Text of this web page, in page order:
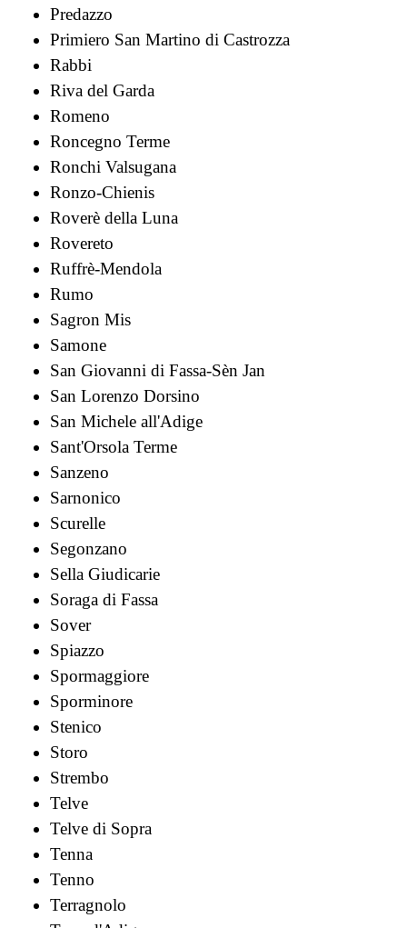
Predazzo
Primiero San Martino di Castrozza
Rabbi
Riva del Garda
Romeno
Roncegno Terme
Ronchi Valsugana
Ronzo-Chienis
Roverè della Luna
Rovereto
Ruffrè-Mendola
Rumo
Sagron Mis
Samone
San Giovanni di Fassa-Sèn Jan
San Lorenzo Dorsino
San Michele all'Adige
Sant'Orsola Terme
Sanzeno
Sarnonico
Scurelle
Segonzano
Sella Giudicarie
Soraga di Fassa
Sover
Spiazzo
Spormaggiore
Sporminore
Stenico
Storo
Strembo
Telve
Telve di Sopra
Tenna
Tenno
Terragnolo